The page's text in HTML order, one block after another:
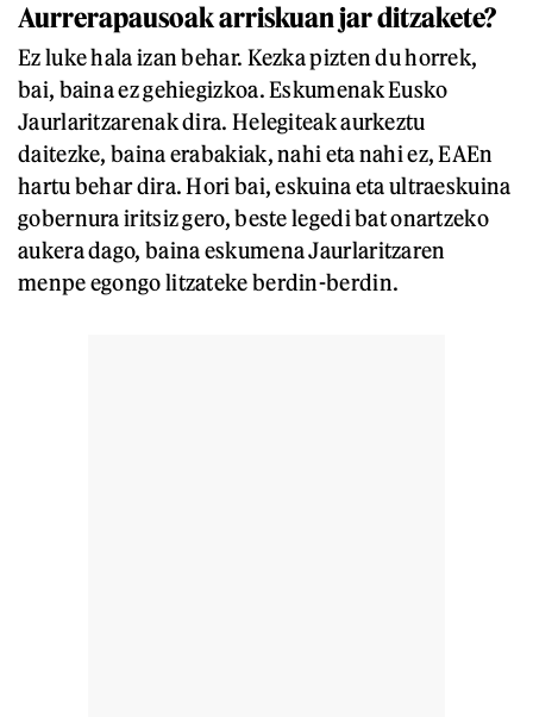
Aurrerapausoak arriskuan jar ditzakete?
Ez luke hala izan behar. Kezka pizten du horrek,
bai, baina ez gehiegizkoa. Eskumenak Eusko
Jaurlaritzarenak dira. Helegiteak aurkeztu
daitezke, baina erabakiak, nahi eta nahi ez, EAEn
hartu behar dira. Hori bai, eskuina eta ultraeskuina
gobernura iritsiz gero, beste legedi bat onartzeko
aukera dago, baina eskumena Jaurlaritzaren
menpe egongo litzateke berdin-berdin.